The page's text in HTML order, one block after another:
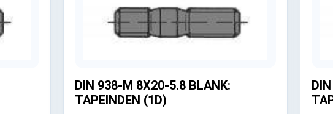
DIN 938-M 8X20-5.8 BLANK:
TAPEINDEN (1D)